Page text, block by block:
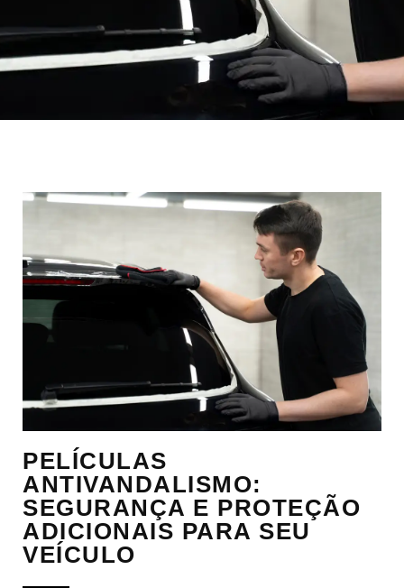
PELÍCULAS
ANTIVANDALISMO:
SEGURANÇA E PROTEÇÃO
ADICIONAIS PARA SEU
VEÍCULO